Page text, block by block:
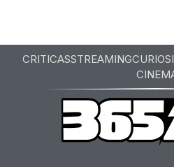
CRITICASSTREAMING